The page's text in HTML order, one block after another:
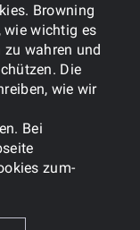
Browning
wie wichtig es
zu wahren und
Die
wie wir
Bei
zum-